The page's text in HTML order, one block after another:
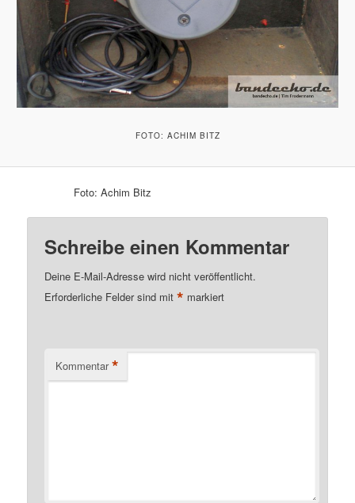
FOTO: ACHIM BITZ
Foto: Achim Bitz
Schreibe einen Kommentar
Deine E-Mail-Adresse wird nicht veröffentlicht.
Erforderliche Felder sind mit* markiert
Kommentar *